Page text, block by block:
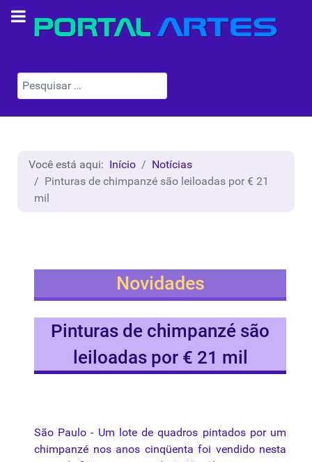
Pesquisar
Você está aqui: Início
Notícias
Pinturas de chimpanzé são leiloadas por € 21
mil
Novidades
Pinturas de chimpanzé são
leiloadas por € 21 mil
São Paulo - Um lotedequadros pintados porum
chimpanzé nos anos cinqüenta foi vendido nesta